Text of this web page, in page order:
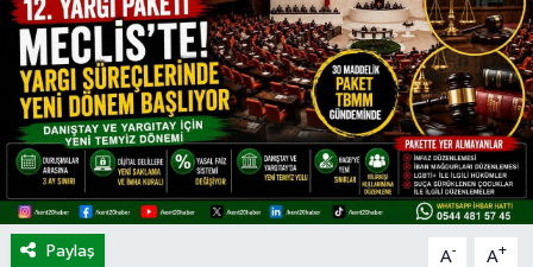
Paylaş A- A+